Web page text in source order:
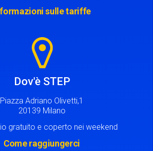
sulle tariffe
Dov'è STEP
Piazza Adriano Olivetti,1
20139 Milano
gratuito e coperto nei weekend
Come raggiungerci